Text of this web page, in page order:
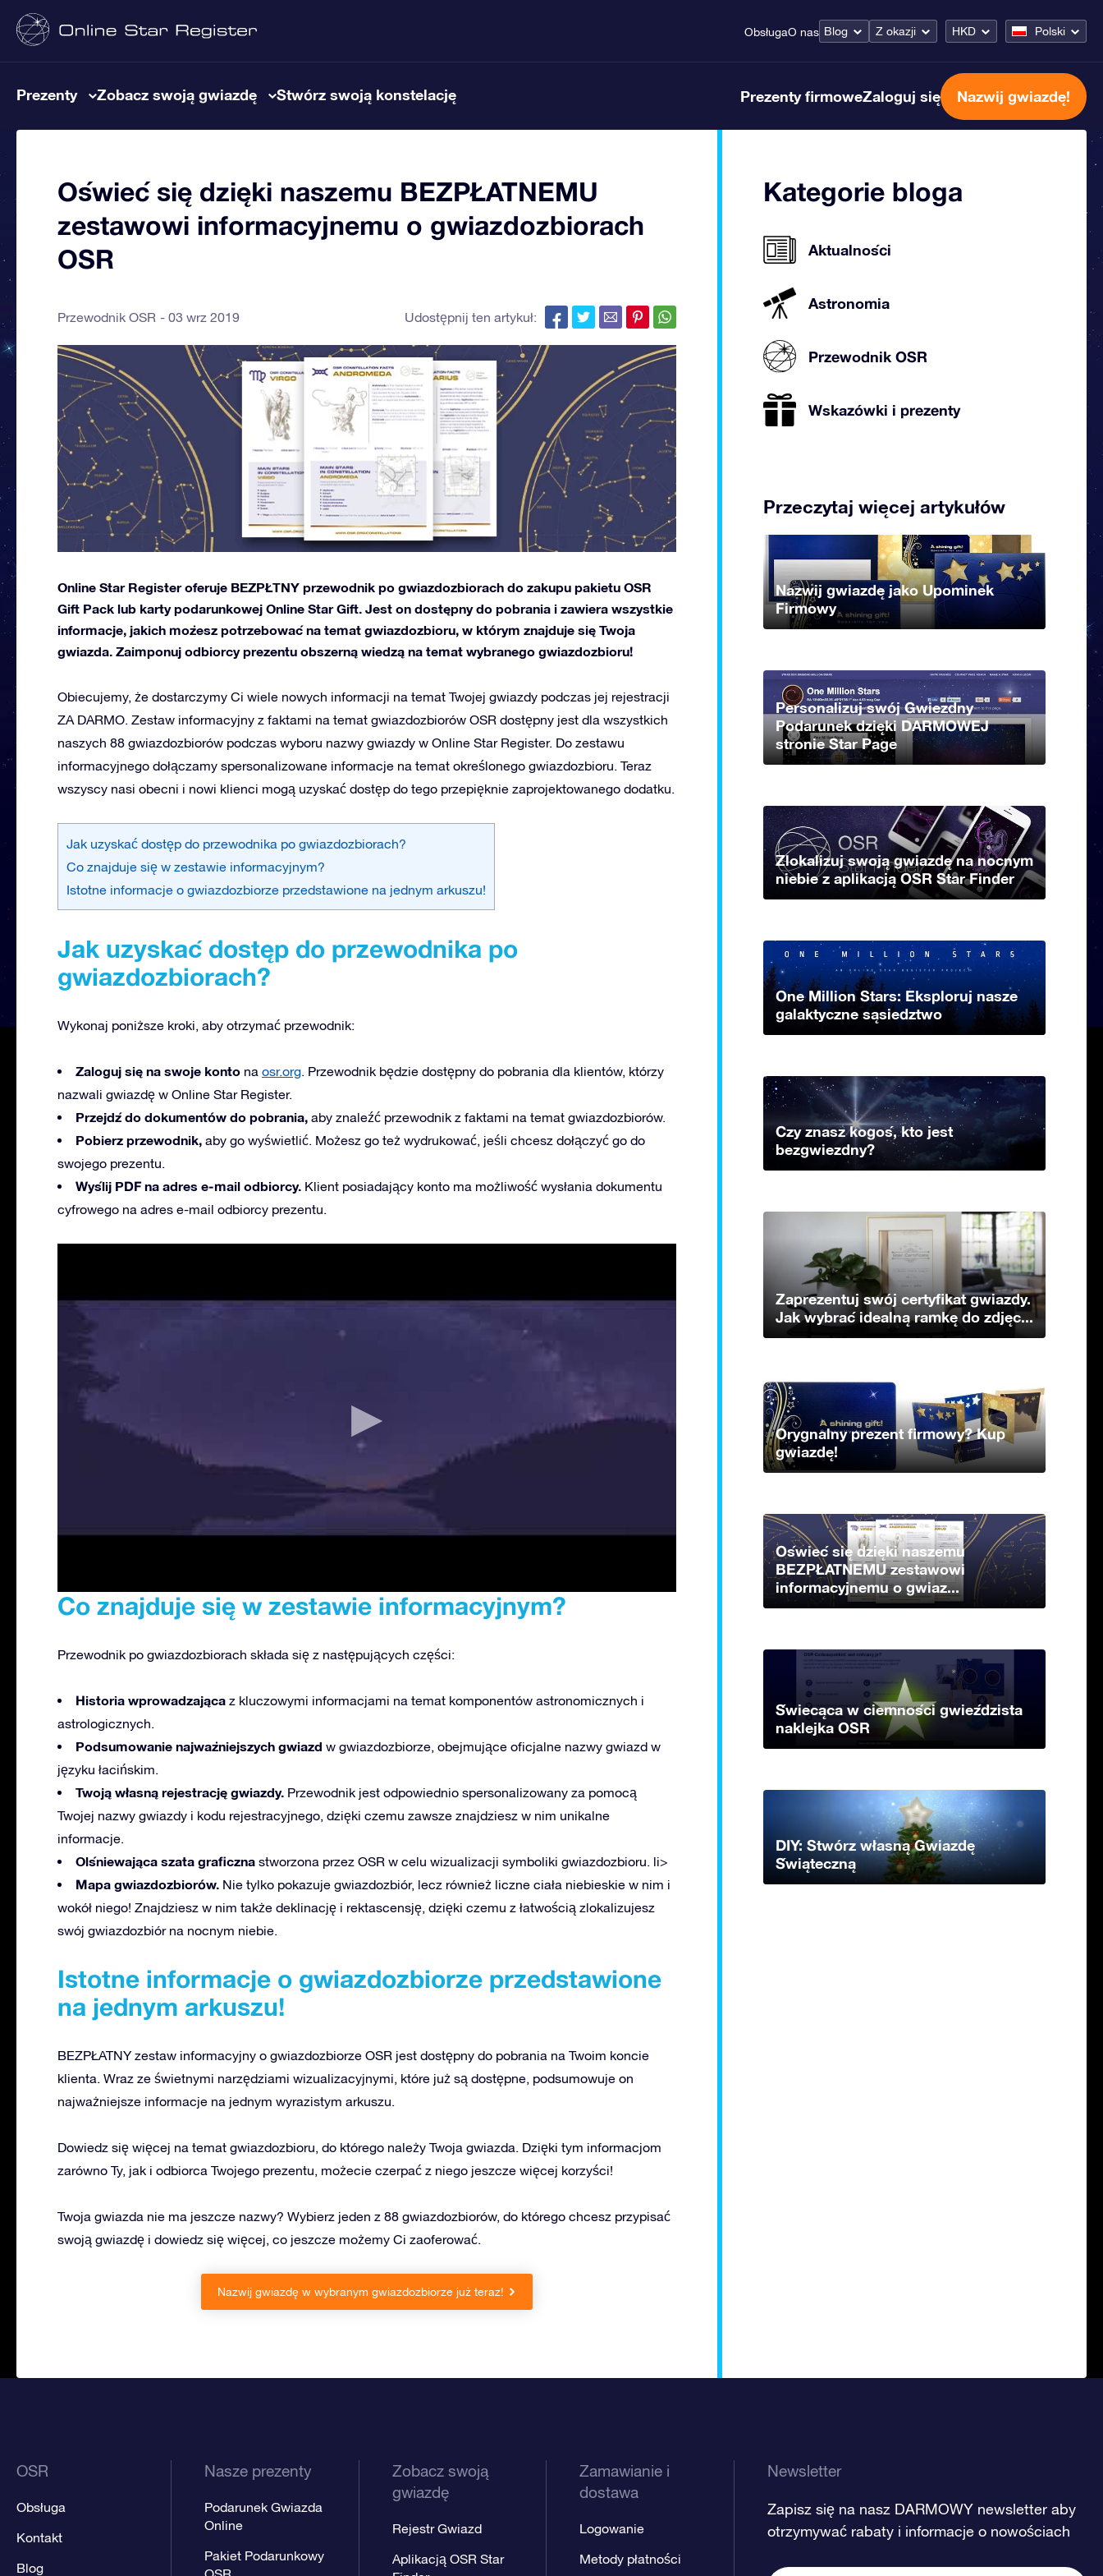
ObsługaO nas Blog Z okazji HKD Polski
Prezenty Zobacz swoją gwiazdę Stwórz swoją konstelację Prezenty firmoweZaloguj się Nazwij gwiazdę!
Oświeć się dzięki naszemu BEZPŁATNEMU
zestawowi informacyjnemu o gwiazdozbiorach
OSR
Przewodnik OSR 03 wrz 2019 Udostępnij ten artykuł:
Online Star Register oferuje BEZPŁTNY przewodnik po gwiazdozbiorach do zakupu pakietu OSR
Gift Pack lub karty podarunkowej Online Star Gift. Jest on dostępny do pobrania i zawiera wszystkie
informacje, jakich możesz potrzebować na temat gwiazdozbioru, w którym znajduje się Twoja
gwiazda. Zaimponuj odbiorcy prezentu obszerną wiedzą na temat wybranego gwiazdozbioru!
Obiecujemy, że dostarczymy Ci wiele nowych informacji na temat Twojej gwiazdy podczas jej rejestracji
ZA DARMO. Zestaw informacyjny z faktami na temat gwiazdozbiorów OSR dostępny jest dla wszystkich
naszych 88 gwiazdozbiorów podczas wyboru nazwy gwiazdy w Online Star Register. Do zestawu
informacyjnego dołączamy spersonalizowane informacje na temat określonego gwiazdozbioru. Teraz
wszyscy nasi obecni i nowi klienci mogą uzyskać dostęp do tego przepięknie zaprojektowanego dodatku.
Jak uzyskać dostęp do przewodnika po gwiazdozbiorach?
Co znajduje się w zestawie informacyjnym?
Istotne informacje o gwiazdozbiorze przedstawione na jednym arkuszu!
Jak uzyskać dostęp do przewodnika po
gwiazdozbiorach?
Wykonaj poniższe kroki, aby otrzymać przewodnik:
Zaloguj się na swoje konto na osr.org. Przewodnik będzie dostępny do pobrania dla klientów, którzy
nazwali gwiazdę w Online Star Register.
Przejdź do dokumentów do pobrania, aby znaleźć przewodnik z faktami na temat gwiazdozbiorów.
Pobierz przewodnik, aby go wyświetlić. Możesz go też wydrukować, jeśli chcesz dołączyć go do
swojego prezentu.
Wyślij PDF na adres e-mail odbiorcy. Klient posiadający konto ma możliwość wysłania dokumentu
cyfrowego na adres e-mail odbiorcy prezentu.
Co znajduje się w zestawie informacyjnym?
Przewodnik po gwiazdozbiorach składa się z następujących części:
Historia wprowadzająca z kluczowymi informacjami na temat komponentów astronomicznych i
astrologicznych.
Podsumowanie najważniejszych gwiazd w gwiazdozbiorze, obejmujące oficjalne nazwy gwiazd w
języku łacińskim.
Twoją własną rejestrację gwiazdy. Przewodnik jest odpowiednio spersonalizowany za pomocą
Twojej nazwy gwiazdy i kodu rejestracyjnego, dzięki czemu zawsze znajdziesz w nim unikalne
informacje.
Olśniewająca szata graficzna stworzona przez OSR w celu wizualizacji symboliki gwiazdozbioru. li>
Mapa gwiazdozbiorów. Nie tylko pokazuje gwiazdozbiór, lecz również liczne ciała niebieskie w nim i
wokół niego! Znajdziesz w nim także deklinację i rektascensję, dzięki czemu z łatwością zlokalizujesz
swój gwiazdozbiór na nocnym niebie.
Istotne informacje o gwiazdozbiorze przedstawione
na jednym arkuszu!
BEZPŁATNY zestaw informacyjny o gwiazdozbiorze OSR jest dostępny do pobrania na Twoim koncie
klienta. Wraz ze świetnymi narzędziami wizualizacyjnymi, które już są dostępne, podsumowuje on
najważniejsze informacje na jednym wyrazistym arkuszu.
Dowiedz się więcej na temat gwiazdozbioru, do którego należy Twoja gwiazda. Dzięki tym informacjom
zarówno Ty, jak i odbiorca Twojego prezentu, możecie czerpać z niego jeszcze więcej korzyści!
Twoja gwiazda nie ma jeszcze nazwy? Wybierz jeden z 88 gwiazdozbiorów, do którego chcesz przypisać
swoją gwiazdę i dowiedz się więcej, co jeszcze możemy Ci zaoferować.
Nazwij gwiazdę w wybranym gwiazdozbiorze już teraz!
Kategorie bloga
Aktualności
Astronomia
Przewodnik OSR
Wskazówki i prezenty
Przeczytaj więcej artykułów
Nazwij gwiazdę jako Upominek
Firmowy
Personalizuj swój Gwiezdny
Podarunek dzięki DARMOWEJ
stronie Star Page
Zlokalizuj swoją gwiazdę na nocnym
niebie z aplikacją OSR Star Finder
One Million Stars: Eksploruj nasze
galaktyczne sąsiedztwo
Czy znasz kogoś, kto jest
bezgwiezdny?
Zaprezentuj swój certyfikat gwiazdy.
Jak wybrać idealną ramkę do zdjęc...
Orygnalny prezent firmowy? Kup
gwiazdę!
Oświeć się dzięki naszemu
BEZPŁATNEMU zestawowi
informacyjnemu o gwiaz...
Świecąca w ciemności gwieździsta
naklejka OSR
DIY: Stwórz własną Gwiazdę
Świąteczną
OSR
Obsługa
Kontakt
Blog
Nasze prezenty
Podarunek Gwiazda
Online
Pakiet Podarunkowy
Zobacz swoją
gwiazdę
Rejestr Gwiazd
Aplikacją OSR Star
Zamawianie i
dostawa
Logowanie
Metody płatności
Newsletter
Zapisz się na nasz DARMOWY newsletter aby
otrzymywać rabaty i informacje o nowościach